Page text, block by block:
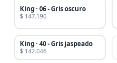
King · 06 - Gris oscuro
$ 147.190
King · 40 - Gris jaspeado
$ 142.046